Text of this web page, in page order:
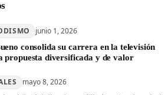
junio 1, 2026
consolida su carrera en la televisión
propuesta diversificada y de valor
mayo 8, 2026